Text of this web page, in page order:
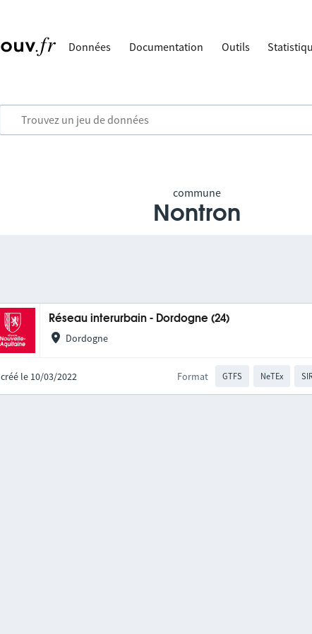
Données Documentation Outils
commune
Nontron
Réseau interurbain - Dordogne (24)
Dordogne
créé le 10/03/2022 Format GTFS NeTEx